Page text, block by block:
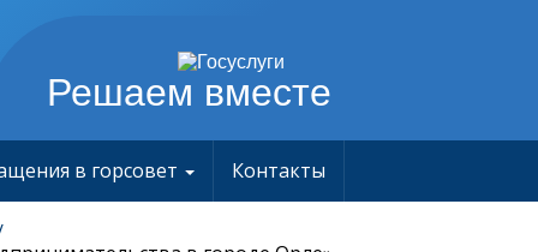
Решаем вместе
в горсовет Контакты